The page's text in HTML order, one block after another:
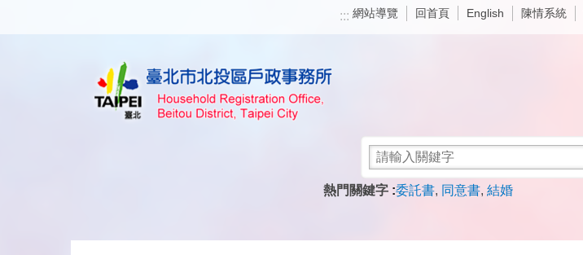
::: 網站導覽 回首頁 English 陳情系統
熱門關鍵字 委託書 同意書 結婚